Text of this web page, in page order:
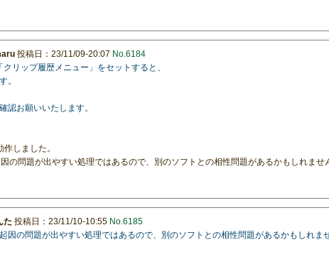
投稿日：23/11/09-20:07 No.6184
リップ履歴メニュー」をセットすると、
。
認お願いいたします。
しました。
の問題が出やすい処理ではあるので、別のソフトとの相性問題があるかもしれませ
た 投稿日：23/11/10-10:55 No.6185
因の問題が出やすい処理ではあるので、別のソフトとの相性問題があるかもしれま